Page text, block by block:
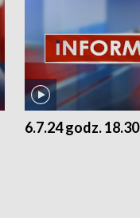
6.7.24 godz. 18.30